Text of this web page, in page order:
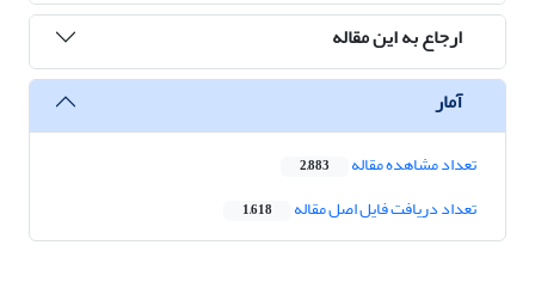
ارجاع به این مقاله
آمار
تعداد مشاهده مقاله 2,883
تعداد دریافت فایل اصل مقاله 1,618